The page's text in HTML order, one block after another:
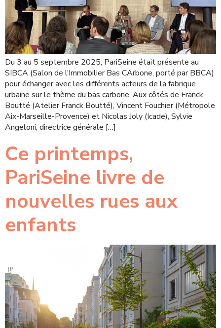
Du 3 au 5 septembre 2025, PariSeine était présente au
SIBCA (Salon de l’Immobilier Bas CArbone, porté par BBCA)
pour échanger avec les différents acteurs de la fabrique
urbaine sur le thème du bas carbone. Aux côtés de Franck
Boutté (Atelier Franck Boutté), Vincent Fouchier (Métropole
Aix-Marseille-Provence) et Nicolas Joly (Icade), Sylvie
Angeloni, directrice générale […]
Ce printemps,
PariSeine livre de
nouvelles rues aux
enfants